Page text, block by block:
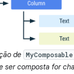
de MyComposable
ser composta for